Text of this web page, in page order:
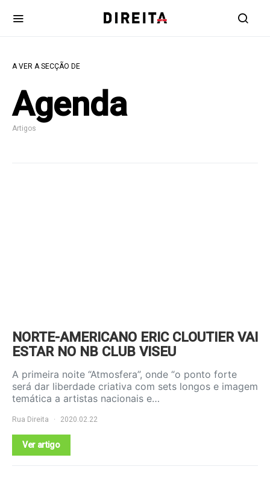
A VER A SECÇÃO DE
Agenda
Artigos
NORTE-AMERICANO ERIC CLOUTIER VAI
ESTAR NO NB CLUB VISEU
A primeira noite “Atmosfera”, onde “o ponto forte
será dar liberdade criativa com sets longos e imagem
temática a artistas nacionais e…
Rua Direita 2020.02.22
Ver artigo